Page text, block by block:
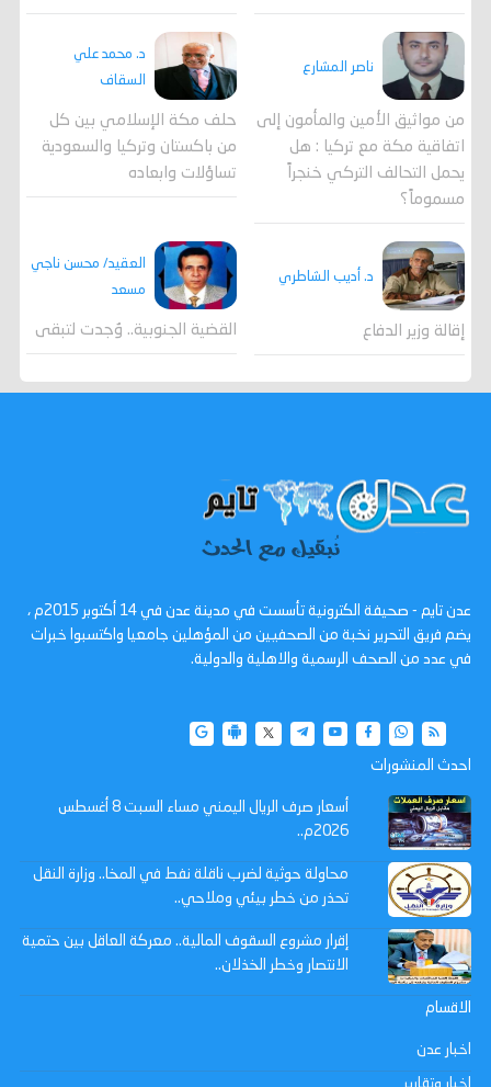
ناصر المشارع
من مواثيق الأمين والمأمون إلى
اتفاقية مكة مع تركيا : هل
يحمل التحالف التركي خنجراً
مسموماً؟
د. محمد علي
السقاف
حلف مكة الإسلامي بين كل
من باكستان وتركيا والسعودية
تساؤلات وابعاده
د. أديب الشاطري
إقالة وزير الدفاع
العقيد/ محسن ناجي
مسعد
القضية الجنوبية.. وُجدت لتبقى
عدن تايم - صحيفة الكترونية تأسست في مدينة عدن في 14 أكتوبر 2015م ،
يضم فريق التحرير نخبة من الصحفيين من المؤهلين جامعيا واكتسبوا خبرات
في عدد من الصحف الرسمية والاهلية والدولية.
احدث المنشورات
أسعار صرف الريال اليمني مساء السبت 8 أغسطس
2026م..
محاولة حوثية لضرب ناقلة نفط في المخا.. وزارة النقل
تحذر من خطر بيئي وملاحي..
إقرار مشروع السقوف المالية.. معركة العاقل بين حتمية
الانتصار وخطر الخذلان..
الاقسام
اخبار عدن
اخبار وتقارير